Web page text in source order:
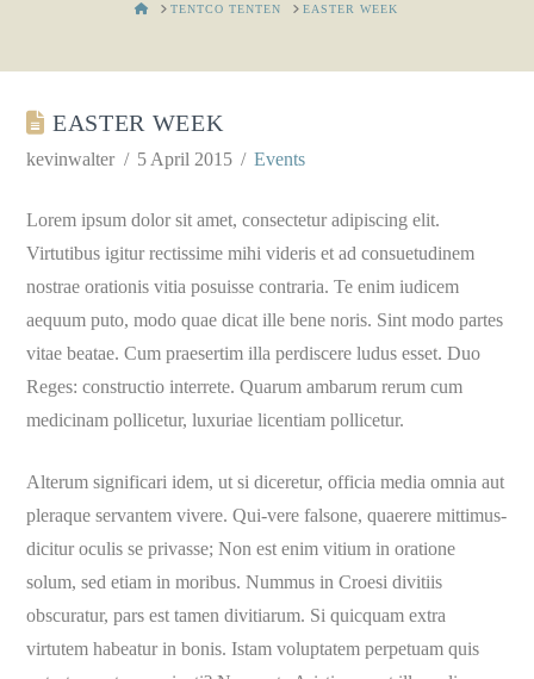
HOMETENTCO TENTEN EASTER WEEK
EASTER WEEK
kevinwalter 5 April 2015 Events
Lorem ipsum dolor sit amet, consectetur adipiscing elit.
Virtutibus igitur rectissime mihi videris et ad consuetudinem
nostrae orationis vitia posuisse contraria. Te enim iudicem
aequum puto, modo quae dicat ille bene noris. Sint modo partes
vitae beatae. Cum praesertim illa perdiscere ludus esset. Duo
Reges: constructio interrete. Quarum ambarum rerum cum
medicinam pollicetur, luxuriae licentiam pollicetur.
Alterum significari idem, ut si diceretur, officia media omnia aut
pleraque servantem vivere. Qui-vere falsone, quaerere mittimus-
dicitur oculis se privasse; Non est enim vitium in oratione
solum, sed etiam in moribus. Nummus in Croesi divitiis
obscuratur, pars est tamen divitiarum. Si quicquam extra
virtutem habeatur in bonis. Istam voluptatem perpetuam quis